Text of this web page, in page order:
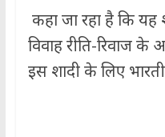
कहा जा रहा है कि यह
विवाह रीति-रिवाज के
इस शादी के लिए